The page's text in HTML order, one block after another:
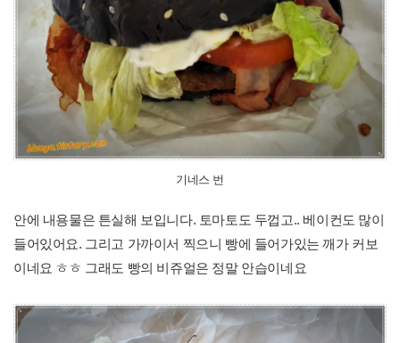
기네스 번
안에 내용물은 튼실해 보입니다. 토마토도 두껍고.. 베이컨도 많이
들어있어요. 그리고 가까이서 찍으니 빵에 들어가있는 깨가 커보
이네요 ㅎㅎ 그래도 빵의 비쥬얼은 정말 안습이네요